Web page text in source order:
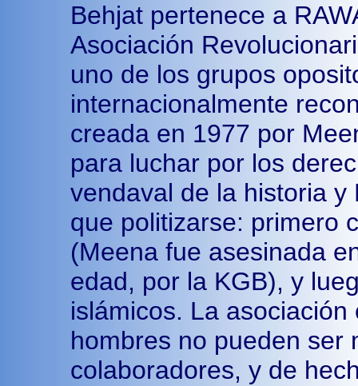
Behjat pertenece a
Asociación
uno de los grupos
internacionalmente
creada en 1977 por
para luchar por los
vendaval de la historia y
que politizarse: primero
(Meena fue asesinada
edad, por la KGB), y
islámicos. La
hombres no pueden ser
colaboradores, y de